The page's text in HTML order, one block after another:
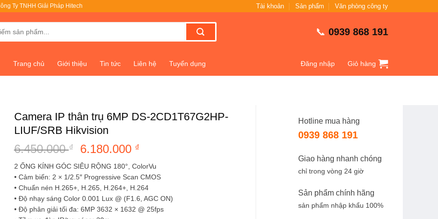
Ty TNHH Giải Pháp Hitech Tài khoản Sản phẩm Văn phòng công ty
📞 0939 868 191
Trang chủ Giới thiệu Tin tức Liên hệ Tuyển dụng Đăng nhập Giỏ hàng
Hotline mua hàng
0939 868 191
Giao hàng nhanh chóng
chỉ trong vòng 24 giờ
Sản phẩm chính hãng
sản phẩm nhập khẩu 100%
Camera IP thân trụ 6MP DS-2CD1T67G2HP-
LIUF/SRB Hikvision
6.450.000₫
Giá
gốc
là:
6.450.000 ₫.
6.180.000 ₫
hiện
tại
là:
6.180.000 ₫.
2 ỐNG KÍNH GÓC SIÊU RỘNG 180°, ColorVu
• Cảm biến: 2 × 1/2.5″ Progressive Scan CMOS
• Chuẩn nén H.265+, H.265, H.264+, H.264
• Độ nhạy sáng Color 0.001 Lux @ (F1.6, AGC ON)
• Độ phân giải tối đa: 6MP 3632 × 1632 @ 25fps